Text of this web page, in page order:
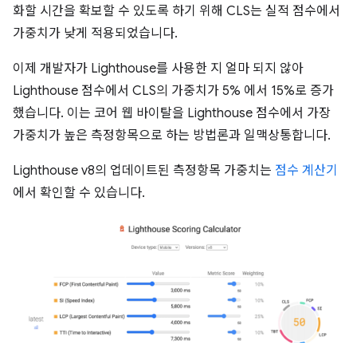
화할 시간을 확보할 수 있도록 하기 위해 CLS는 실적 점수에서
가중치가 낮게 적용되었습니다.
이제 개발자가 Lighthouse를 사용한 지 얼마 되지 않아
Lighthouse 점수에서 CLS의 가중치가 5% 에서 15%로 증가
했습니다. 이는 코어 웹 바이탈을 Lighthouse 점수에서 가장
가중치가 높은 측정항목으로 하는 방법론과 일맥상통합니다.
Lighthouse v8의 업데이트된 측정항목 가중치는 점수 계산기
에서 확인할 수 있습니다.